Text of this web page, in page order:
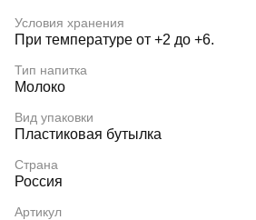
Условия хранения
При температуре от +2 до +6.
Тип напитка
Молоко
Вид упаковки
Пластиковая бутылка
Страна
Россия
Артикул